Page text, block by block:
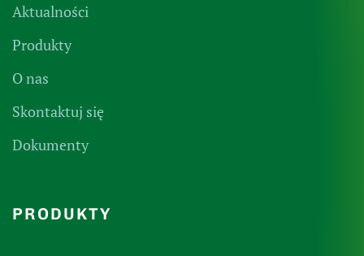
Aktualności
Produkty
O nas
Skontaktuj się
Dokumenty
PRODUKTY